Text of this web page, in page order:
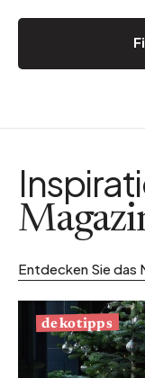
Entdecken Sie das
dekotipps